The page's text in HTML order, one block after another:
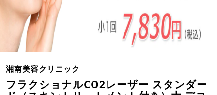
湘南美容クリニック
フラクショナルCO2レーザー スタンダー